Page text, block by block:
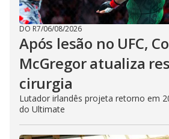
DO R7/06/08/2026
Após lesão no UFC,
McGregor atualiza
cirurgia
Lutador irlandês projeta retorno em
do Ultimate